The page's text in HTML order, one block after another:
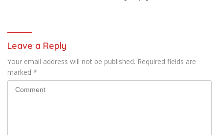
Leave a Reply
Your email address will not be published. Required fields are
marked *